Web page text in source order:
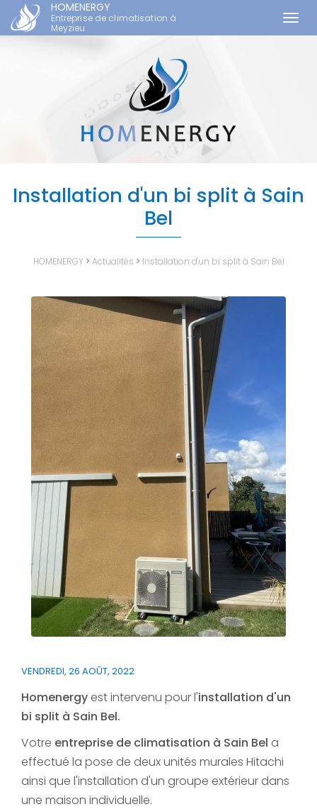
HOMENERGY
Entreprise de climatisation à
Meyzieu
Installation d'un bi split à Sain
Bel
HOMENERGY> Actualités > Installation d'un bi split à Sain Bel
VENDREDI, 26 AOÛT, 2022
Homenergy est intervenu pour l'installation d'un
bi split à Sain Bel.
Votre entreprise de climatisation à Sain Bel a
effectué la pose de deux unités murales Hitachi
ainsi que l'installation d'un groupe extérieur dans
une maison individuelle.